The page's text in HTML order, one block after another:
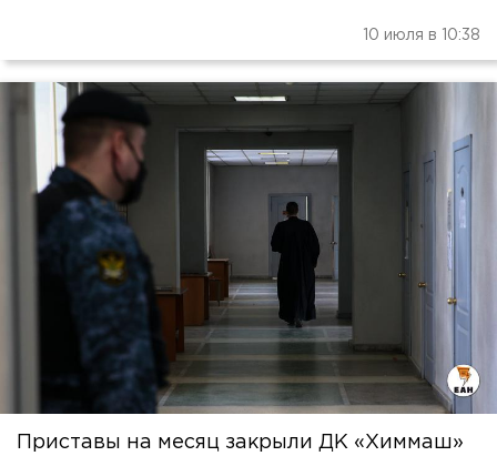
10 июля в 10:38
Приставы на месяц закрыли ДК «Химмаш»